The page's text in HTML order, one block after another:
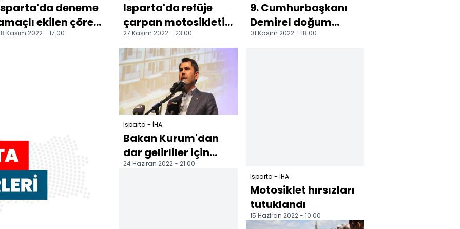
deneme
ekilen çörek
101 ton
Kasım 2022 - 17:00
Isparta'da refüje
çarpan motosikletin
sürücüsü öldü
27 Kasım 2022 - 23:00
9. Cumhurbaşkanı
Demirel doğum
gününde
01 Kasım 2022 - 18:00
Isparta - İHA
Bakan Kurum'dan
dar gelirliler için
konut açıklaması
24 Haziran 2022 - 21:00
Isparta - İHA
Motosiklet hırsızları
tutuklandı
15 Haziran 2022 - 10:00